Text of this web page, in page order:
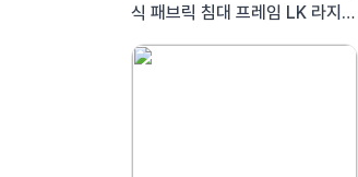
식 패브릭 침대 프레임 LK 라지킹
침대